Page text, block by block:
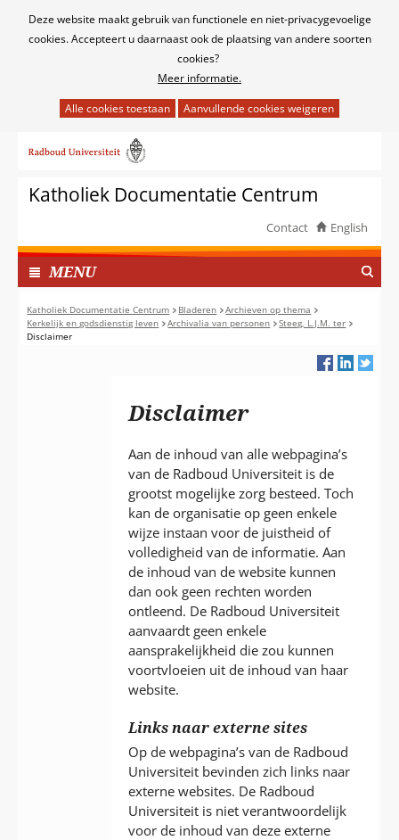
Cookies
Deze website maakt gebruik van functionele en niet-privacygevoelige
cookies. Accepteert u daarnaast ook de plaatsing van andere soorten
cookies?
Meer informatie.
het
van
cookies
deze
website
worden
toegestaan
of
geweigerd.
naar
inhoudKatholiek Documentatie Centrum
Contact English
MENUI
N
G
E
Katholiek Documentatie Centrum Bladeren
Archieven op thema
Kerkelijk en godsdienstig leven
Archivalia van personen
Steeg, L.J.M. ter
Disclaimer
Disclaimer
Aan de inhoud van alle webpagina’s
van de Radboud Universiteit is de
grootst mogelijke zorg besteed. Toch
kan de organisatie op geen enkele
wijze instaan voor de juistheid of
volledigheid van de informatie. Aan
de inhoud van de website kunnen
dan ook geen rechten worden
ontleend. De Radboud Universiteit
aanvaardt geen enkele
aansprakelijkheid die zou kunnen
voortvloeien uit de inhoud van haar
website.
Links naar externe sites
Op de webpagina’s van de Radboud
Universiteit bevinden zich links naar
externe websites. De Radboud
Universiteit is niet verantwoordelijk
voor de inhoud van deze externe